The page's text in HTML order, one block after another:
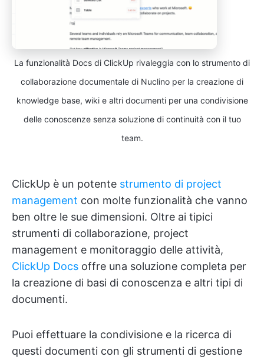
La funzionalità Docs di ClickUp rivaleggia con lo strumento di
collaborazione documentale di Nuclino per la creazione di
knowledge base, wiki e altri documenti per una condivisione
delle conoscenze senza soluzione di continuità con il tuo
team.
ClickUp è un potente strumento di project
management con molte funzionalità che vanno
ben oltre le sue dimensioni. Oltre ai tipici
strumenti di collaborazione, project
management e monitoraggio delle attività,
ClickUp Docs offre una soluzione completa per
la creazione di basi di conoscenza e altri tipi di
documenti.
Puoi effettuare la condivisione e la ricerca di
questi documenti con gli strumenti di gestione